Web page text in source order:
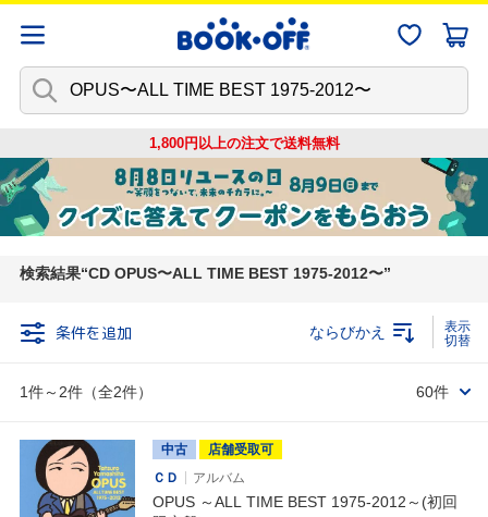
1,800円以上の注文で送料無料
検索結果 CD OPUS〜ALL TIME BEST 1975-2012〜
条件を追加
1件～2件（全2件）
ならびかえ
60件
中古
店舗受取可
ＣＤ
アルバム
OPUS ～ALL TIME BEST 1975-2012～(初回